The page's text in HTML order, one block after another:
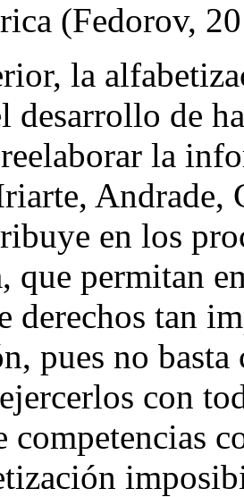
(Fedorov,
la
desarrollo de
la
en los
que permitan
derechos tan
pues no basta
con
competencias